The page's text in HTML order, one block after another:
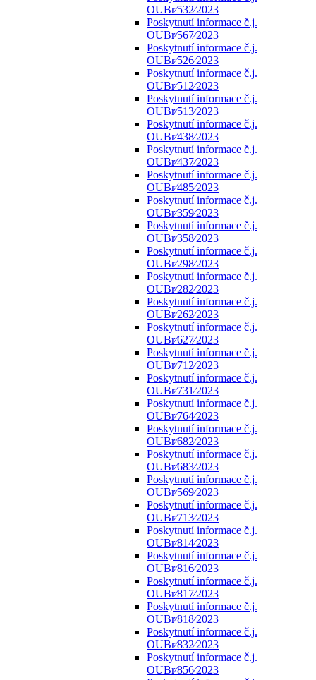
OUBr⁄532⁄2023
Poskytnutí informace č.j.
OUBr⁄567⁄2023
Poskytnutí informace č.j.
OUBr⁄526⁄2023
Poskytnutí informace č.j.
OUBr⁄512⁄2023
Poskytnutí informace č.j.
OUBr⁄513⁄2023
Poskytnutí informace č.j.
OUBr⁄438⁄2023
Poskytnutí informace č.j.
OUBr⁄437⁄2023
Poskytnutí informace č.j.
OUBr⁄485⁄2023
Poskytnutí informace č.j.
OUBr⁄359⁄2023
Poskytnutí informace č.j.
OUBr⁄358⁄2023
Poskytnutí informace č.j.
OUBr⁄298⁄2023
Poskytnutí informace č.j.
OUBr⁄282⁄2023
Poskytnutí informace č.j.
OUBr⁄262⁄2023
Poskytnutí informace č.j.
OUBr⁄627⁄2023
Poskytnutí informace č.j.
OUBr⁄712⁄2023
Poskytnutí informace č.j.
OUBr⁄731⁄2023
Poskytnutí informace č.j.
OUBr⁄764⁄2023
Poskytnutí informace č.j.
OUBr⁄682⁄2023
Poskytnutí informace č.j.
OUBr⁄683⁄2023
Poskytnutí informace č.j.
OUBr⁄569⁄2023
Poskytnutí informace č.j.
OUBr⁄713⁄2023
Poskytnutí informace č.j.
OUBr⁄814⁄2023
Poskytnutí informace č.j.
OUBr⁄816⁄2023
Poskytnutí informace č.j.
OUBr⁄817⁄2023
Poskytnutí informace č.j.
OUBr⁄818⁄2023
Poskytnutí informace č.j.
OUBr⁄832⁄2023
Poskytnutí informace č.j.
OUBr⁄856⁄2023